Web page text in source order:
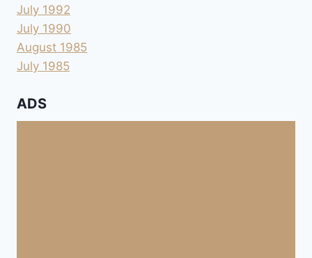
July 1992
July 1990
August 1985
July 1985
ADS